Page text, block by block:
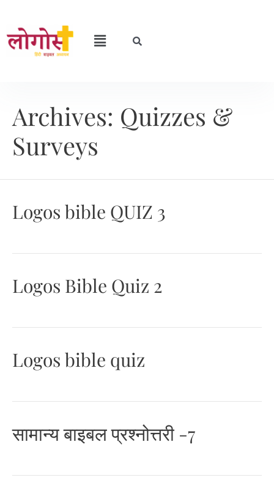
Archives: Quizzes &
Surveys
Logos bible QUIZ 3
Logos Bible Quiz 2
Logos bible quiz
सामान्य बाइबल प्रश्नोत्तरी -7